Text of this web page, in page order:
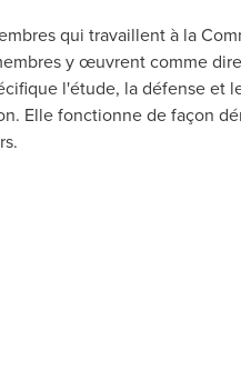
qui travaillent à la
y œuvrent comme
l'étude, la défense et
Elle fonctionne de façon